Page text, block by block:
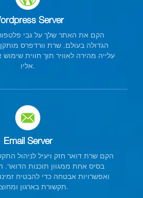
Server
הקם את האתר שלך על גבי
הגדולה בעולם. שרת וורדפרס
עלייה מהירה לאוויר תוך חווית
אליו.
Email Server
הקם שרת דואר חזק ויעיל לניהול
בסיס אחת ממגוון תוכנות הדואר.
ואפשרויות אבטחה כדי להבטיח
תקשורת בארגון ומחוצה לו.